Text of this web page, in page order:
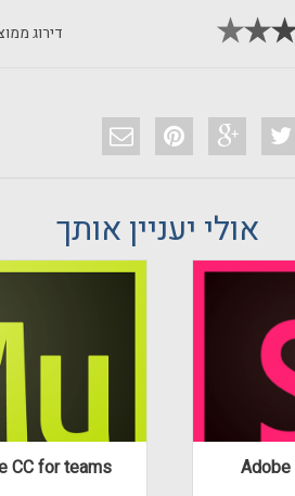
דירוג
אולי יעניין אותך
CC for teams